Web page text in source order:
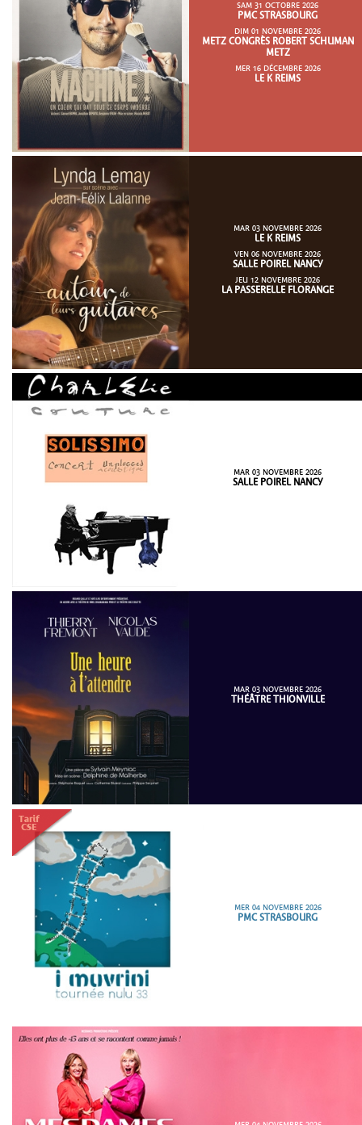
SAM 31 OCTOBRE 2026
PMC STRASBOURG
DIM 01 NOVEMBRE 2026
METZ CONGRÈS ROBERT SCHUMAN
METZ
MER 16 DÉCEMBRE 2026
LE K REIMS
MAR 03 NOVEMBRE 2026
LE K REIMS
VEN 06 NOVEMBRE 2026
SALLE POIREL NANCY
JEU 12 NOVEMBRE 2026
LA PASSERELLE FLORANGE
MAR 03 NOVEMBRE 2026
SALLE POIREL NANCY
MAR 03 NOVEMBRE 2026
THÉÂTRE THIONVILLE
MER 04 NOVEMBRE 2026
PMC STRASBOURG